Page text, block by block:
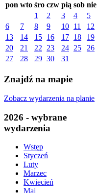
pon wto śro czw pią sob nie
1
2 3 4
5
6
7 8 9 10 11
12
13
14 15 16 17 18
19
20
21 22 23 24 25
26
27
28 29 30 31
Znajdź na mapie
Zobacz wydarzenia na planie
2026 - wybrane
wydarzenia
Wstęp
Styczeń
Luty
Marzec
Kwiecień
Maj